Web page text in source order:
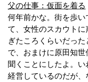
父の仕事：仮面を着る
何年前かな。街を歩
て、女性のスカウト
ぎたころくらいだっ
で、おまけに原田知
聞くことにしたよ。
経営しているのだが